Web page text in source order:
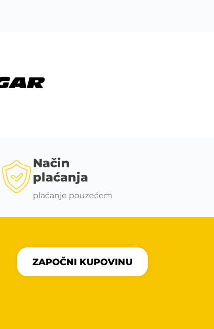
Način
plaćanja
plaćanje pouzećem
ZAPOČNI KUPOVINU